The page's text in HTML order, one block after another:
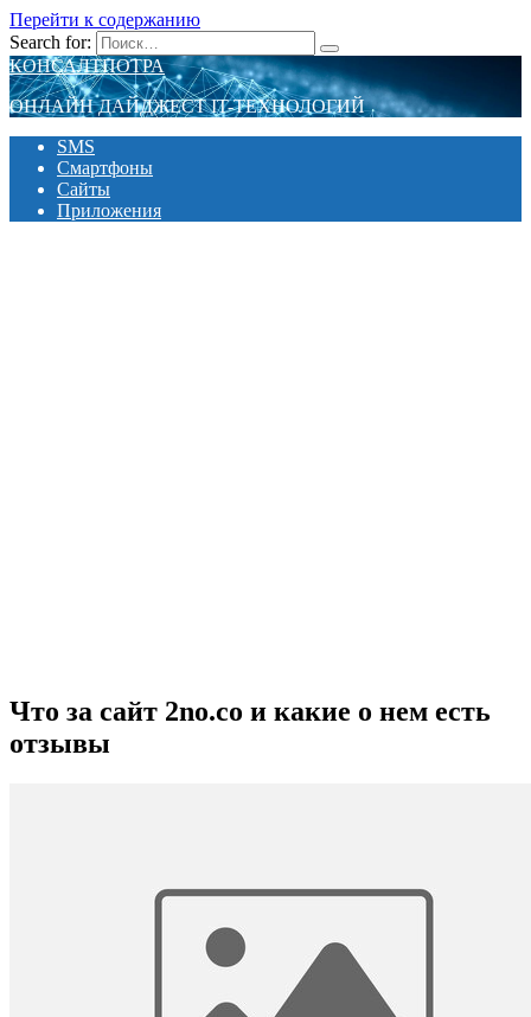
Перейти к содержанию
Search for:
КОНСАЛТПОТРА
ОНЛАЙН ДАЙДЖЕСТ IT-ТЕХНОЛОГИЙ
SMS
Смартфоны
Сайты
Приложения
Что за сайт 2no.co и какие о нем есть
отзывы